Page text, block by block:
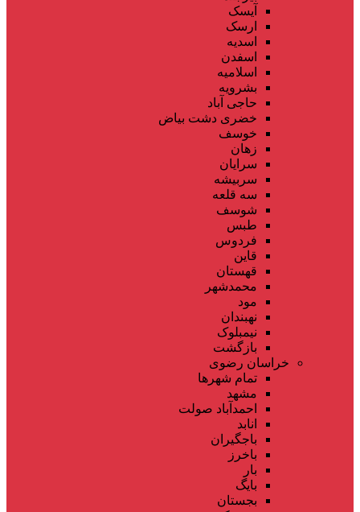
آیسک
ارسک
اسدیه
اسفدن
اسلامیه
بشرویه
حاجی آباد
خضری دشت بیاض
خوسف
زهان
سرایان
سربیشه
سه قلعه
شوسف
طبس
فردوس
قاین
قهستان
محمدشهر
مود
نهبندان
نیمبلوک
بازگشت
خراسان رضوی
تمام شهر‌ها
مشهد
احمدآباد صولت
انابد
باجگیران
باخرز
بار
بایگ
بجستان